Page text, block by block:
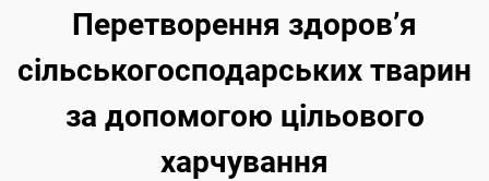
Перетворення здоров’я
сільськогосподарських тварин
за допомогою цільового
харчування